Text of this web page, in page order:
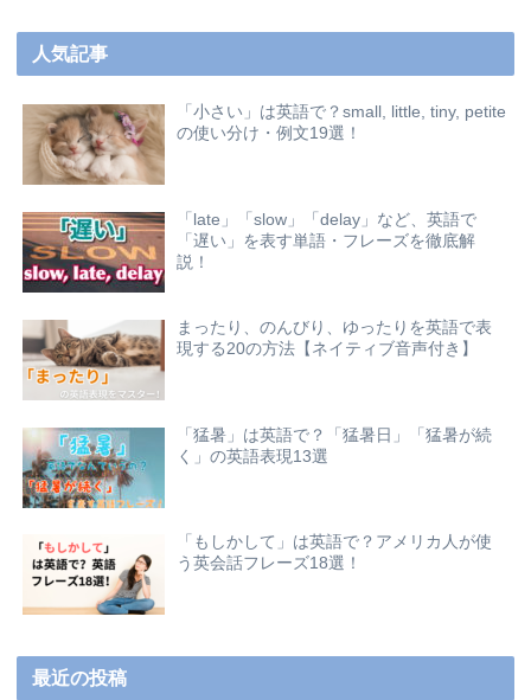
人気記事
「小さい」は英語で？small, little, tiny, petite
の使い分け・例文19選！
「late」「slow」「delay」など、英語で
「遅い」を表す単語・フレーズを徹底解
説！
まったり、のんびり、ゆったりを英語で表
現する20の方法【ネイティブ音声付き】
「猛暑」は英語で？「猛暑日」「猛暑が続
く」の英語表現13選
「もしかして」は英語で？アメリカ人が使
う英会話フレーズ18選！
最近の投稿